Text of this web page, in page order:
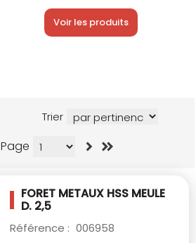
Voir les produits
Trier
Page
FORET METAUX HSS MEULE
D. 2,5
Référence : 006958